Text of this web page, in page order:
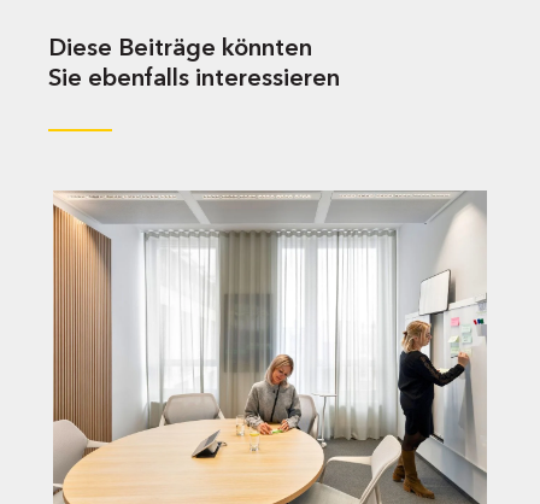
Diese Beiträge könnten
Sie ebenfalls interessieren